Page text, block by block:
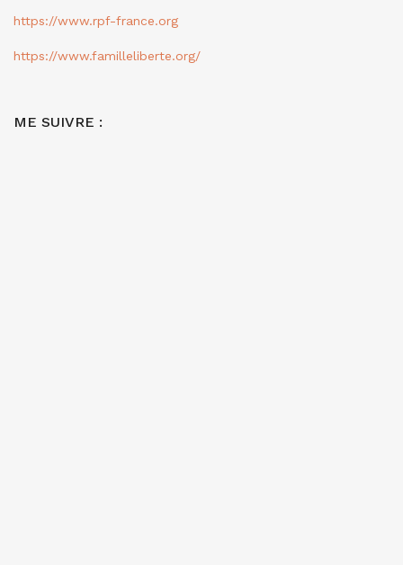
https://www.rpf-france.org
https://www.familleliberte.org/
ME SUIVRE :